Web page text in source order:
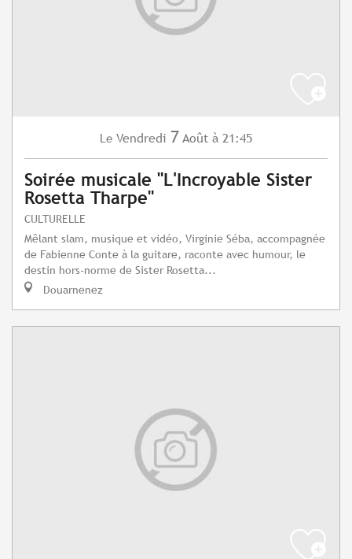
Le Vendredi 7 Août à 21:45
Soirée musicale "L'Incroyable Sister
Rosetta Tharpe"
CULTURELLE
Mêlant slam, musique et vidéo, Virginie Séba, accompagnée
de Fabienne Conte à la guitare, raconte avec humour, le
destin hors-norme de Sister Rosetta...
Douarnenez